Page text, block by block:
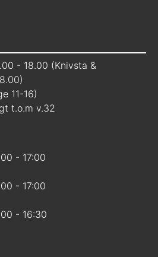
- 18.00 (Knivsta &
11-16)
t.o.m v.32
- 17:00
- 17:00
- 16:30